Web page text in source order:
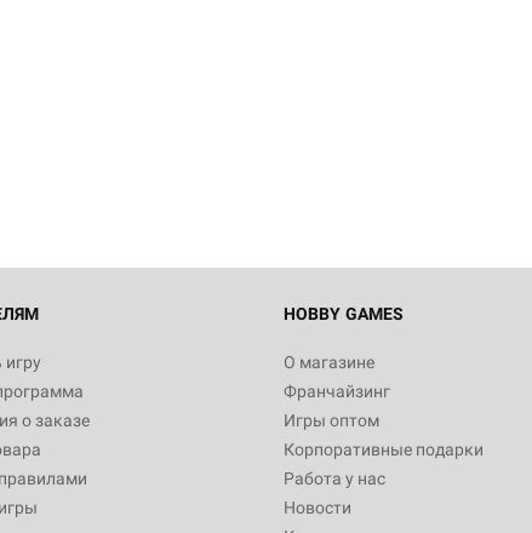
о заказе
HOBBY GAMES
О магазине
Франчайзинг
Игры оптом
Корпоративные подарки
Работа у нас
Новости